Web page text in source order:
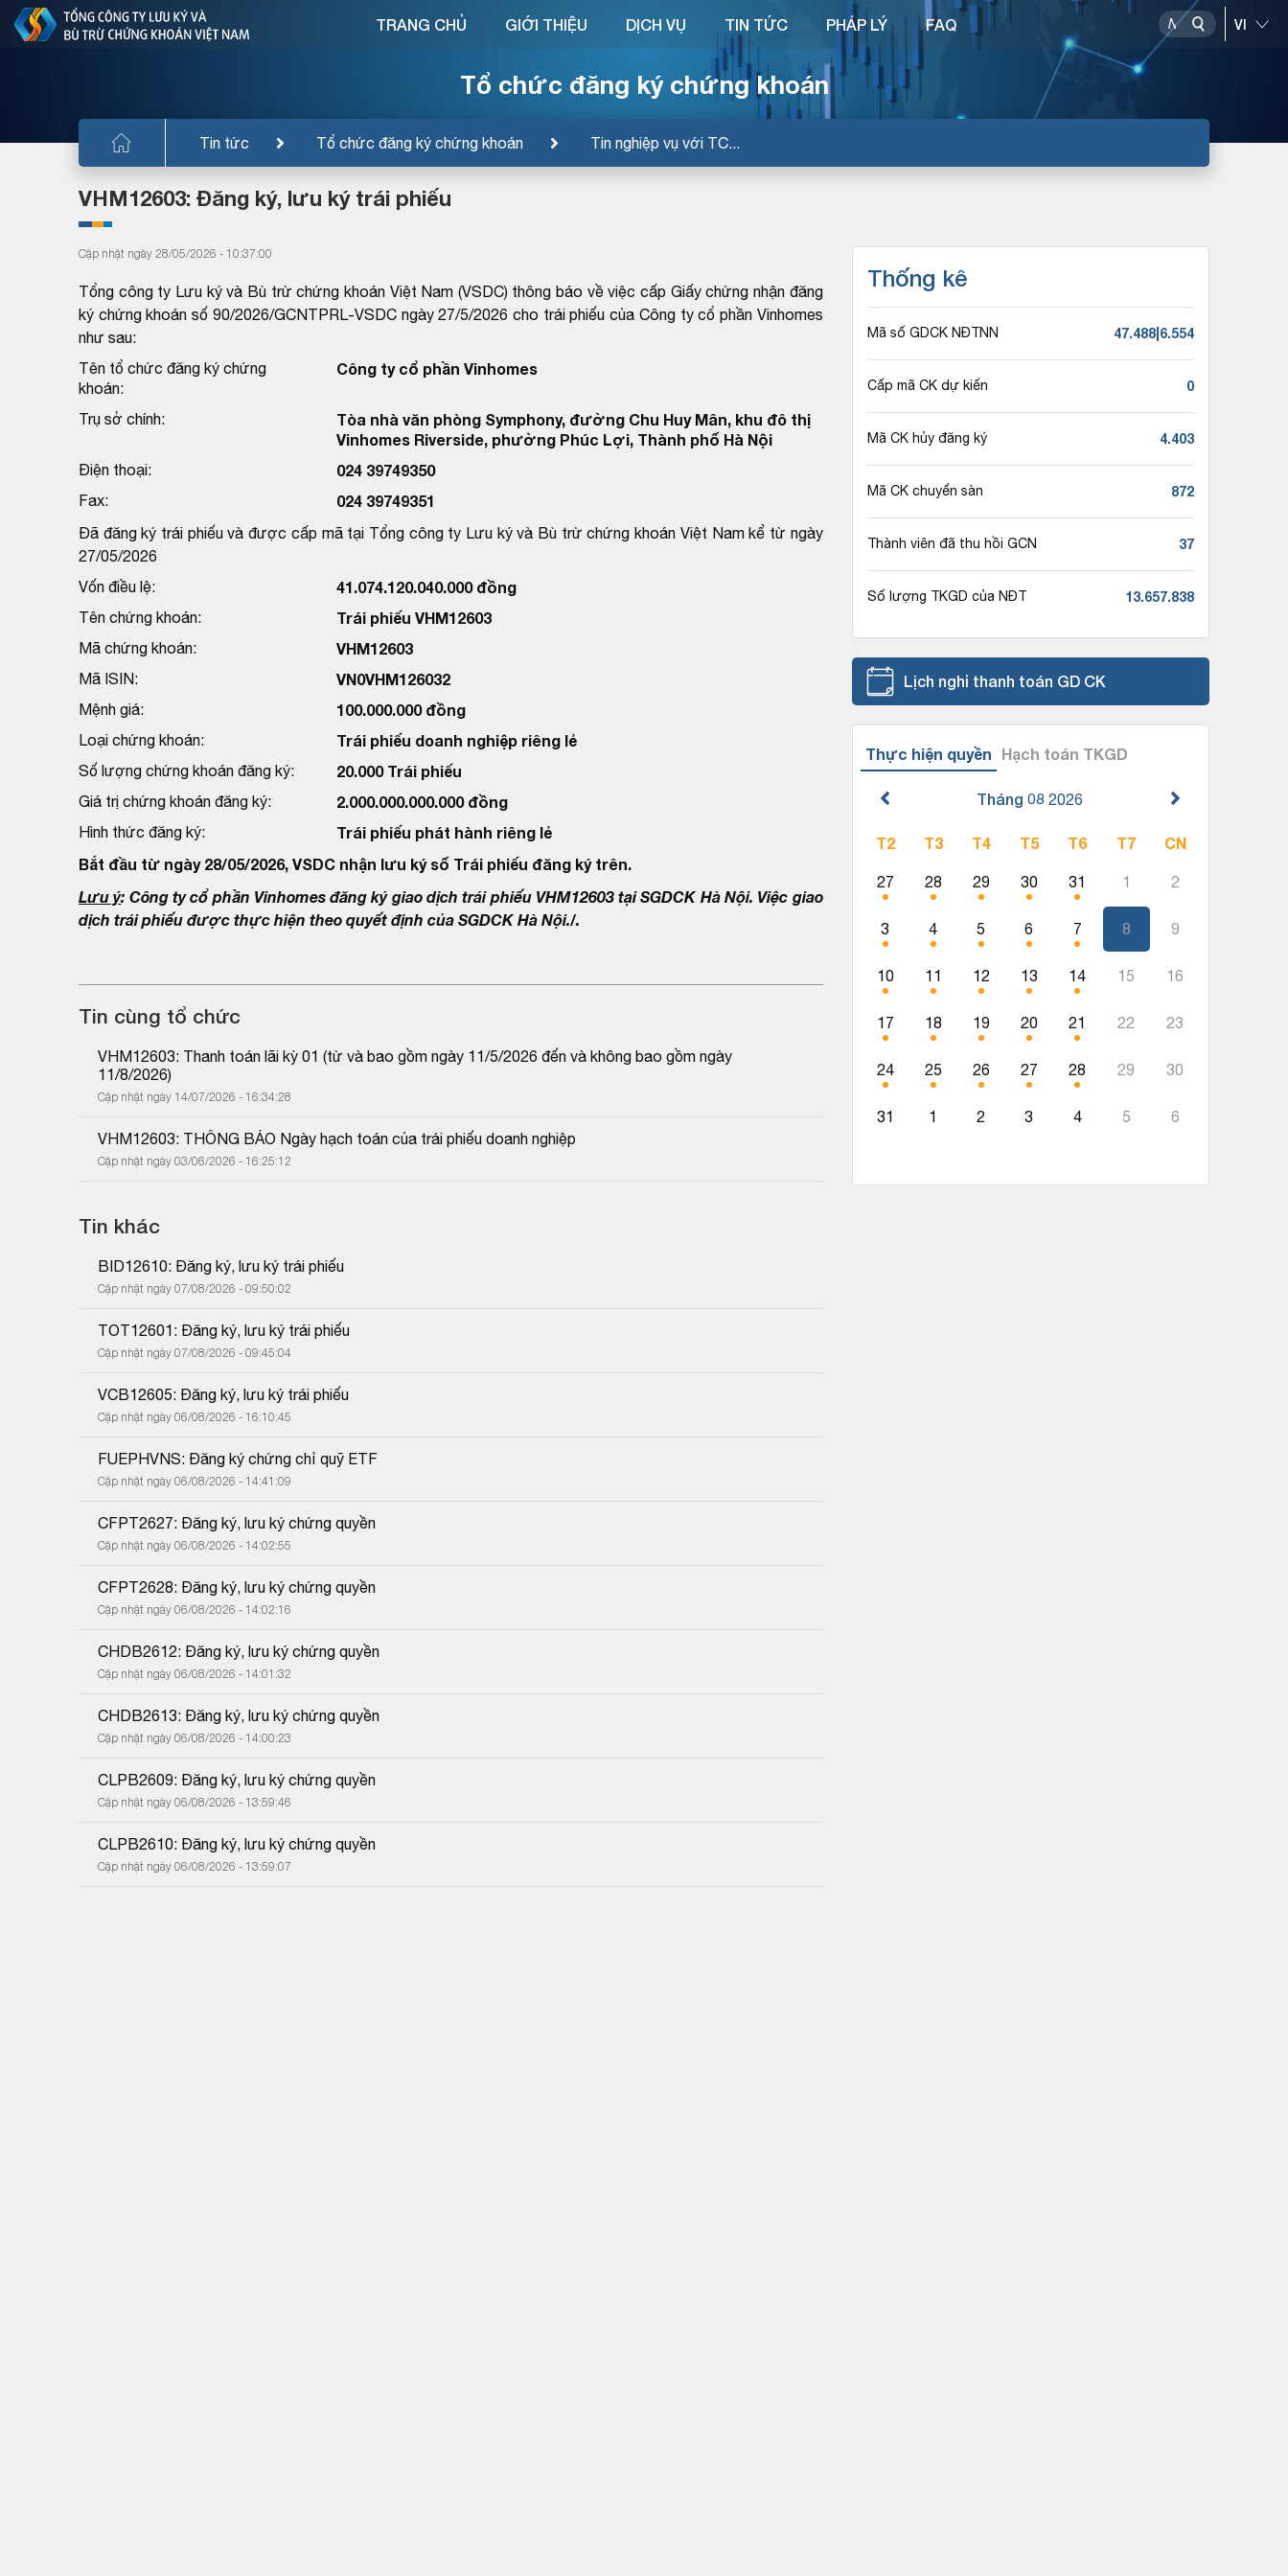
Tổ chức đăng ký chứng khoán
Tin tức Tổ chức đăng ký chứng khoán Tin nghiệp vụ với TC...
TRANG CHỦ GIỚI THIỆU DỊCH VỤ TIN TỨC PHÁP LÝ FAQ
VHM12603: Đăng ký, lưu ký trái phiếu
Cập nhật ngày 28/05/2026 - 10:37:00
Tổng công ty Lưu ký và Bù trừ chứng khoán Việt Nam (VSDC) thông báo về việc cấp Giấy chứng nhận đăng
ký chứng khoán số 90/2026/GCNTPRL-VSDC ngày 27/5/2026 cho trái phiếu của Công ty cổ phần Vinhomes
như sau:
Tên tổ chức đăng ký chứng
khoán:
Công ty cổ phần Vinhomes
Trụ sở chính:
Tòa nhà văn phòng Symphony, đường Chu Huy Mân, khu đô thị
Vinhomes Riverside, phường Phúc Lợi, Thành phố Hà Nội
Điện thoại: 024 39749350
Fax: 024 39749351
Đã đăng ký trái phiếu và được cấp mã tại Tổng công ty Lưu ký và Bù trừ chứng khoán Việt Nam kể từ ngày
27/05/2026
Vốn điều lệ:
41.074.120.040.000 đồng
Tên chứng khoán: Trái phiếu VHM12603
Mã chứng khoán: VHM12603
Mã ISIN: VN0VHM126032
Mệnh giá: 100.000.000 đồng
Loại chứng khoán: Trái phiếu doanh nghiệp riêng lẻ
Số lượng chứng khoán đăng ký: 20.000 Trái phiếu
Giá trị chứng khoán đăng ký: 2.000.000.000.000 đồng
Hình thức đăng ký:
Trái phiếu phát hành riêng lẻ
Bắt đầu từ ngày 28/05/2026, VSDC nhận lưu ký số Trái phiếu đăng ký trên.
Lưu ý: Công ty cổ phần Vinhomes đăng ký giao dịch trái phiếu VHM12603 tại SGDCK Hà Nội. Việc giao
dịch trái phiếu được thực hiện theo quyết định của SGDCK Hà Nội./.
Tin cùng tổ chức
VHM12603: Thanh toán lãi kỳ 01 (từ và bao gồm ngày 11/5/2026 đến và không bao gồm ngày
11/8/2026)
Cập nhật ngày 14/07/2026 - 16:34:28
VHM12603: THÔNG BÁO Ngày hạch toán của trái phiếu doanh nghiệp
Cập nhật ngày 03/06/2026 - 16:25:12
Tin khác
BID12610: Đăng ký, lưu ký trái phiếu
Cập nhật ngày 07/08/2026 - 09:50:02
TOT12601: Đăng ký, lưu ký trái phiếu
Cập nhật ngày 07/08/2026 - 09:45:04
VCB12605: Đăng ký, lưu ký trái phiếu
Cập nhật ngày 06/08/2026 - 16:10:45
FUEPHVNS: Đăng ký chứng chỉ quỹ ETF
Cập nhật ngày 06/08/2026 - 14:41:09
CFPT2627: Đăng ký, lưu ký chứng quyền
Cập nhật ngày 06/08/2026 - 14:02:55
CFPT2628: Đăng ký, lưu ký chứng quyền
Cập nhật ngày 06/08/2026 - 14:02:16
CHDB2612: Đăng ký, lưu ký chứng quyền
Cập nhật ngày 06/08/2026 - 14:01:32
CHDB2613: Đăng ký, lưu ký chứng quyền
Cập nhật ngày 06/08/2026 - 14:00:23
CLPB2609: Đăng ký, lưu ký chứng quyền
Cập nhật ngày 06/08/2026 - 13:59:46
CLPB2610: Đăng ký, lưu ký chứng quyền
Cập nhật ngày 06/08/2026 - 13:59:07
Thống kê
Mã số GDCK NĐTNN 47.488|6.554
Cấp mã CK dự kiến 0
Mã CK hủy đăng ký 4.403
Mã CK chuyển sàn 872
Thành viên đã thu hồi GCN 37
Số lượng TKGD của NĐT 13.657.838
Lịch nghỉ thanh toán GD CK
Thực hiện quyền Hạch toán TKGD
Tháng 08 2026
T2 T3 T4 T5 T6 T7 CN
27 28 29 30 31 1 2
3 4 5 6 7 8 9
10 11 12 13 14 15 16
17 18 19 20 21 22 23
24 25 26 27 28 29 30
31 1 2 3 4 5 6